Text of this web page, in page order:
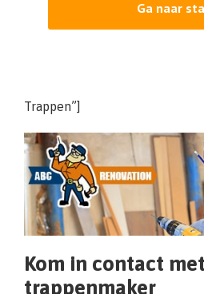
Ga naar
Trappen”]
Kom in contact
trappenmaker